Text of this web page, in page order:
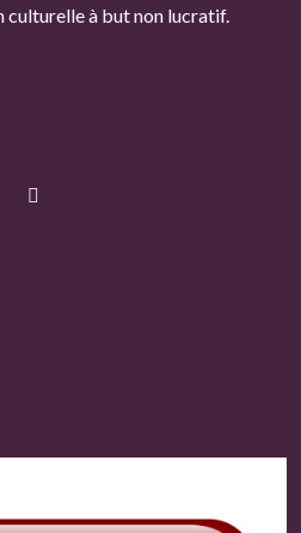
culturelle à but non lucratif.